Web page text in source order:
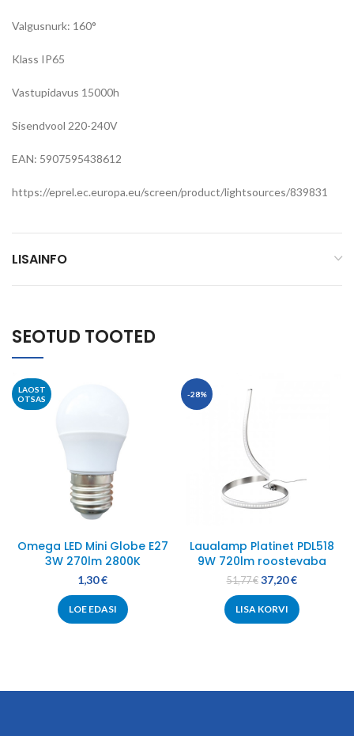
Valgusnurk: 160°
Klass IP65
Vastupidavus 15000h
Sisendvool 220-240V
EAN: 5907595438612
https://eprel.ec.europa.eu/screen/product/lightsources/839831
LISAINFO
SEOTUD TOOTED
LAOST
OTSAS
Omega LED Mini Globe E27
3W 270lm 2800K
1,30€
LOE EDASI
-28%
Laualamp Platinet PDL518
9W 720lm roostevaba
51,77€ 37,20€
LISA KORVI